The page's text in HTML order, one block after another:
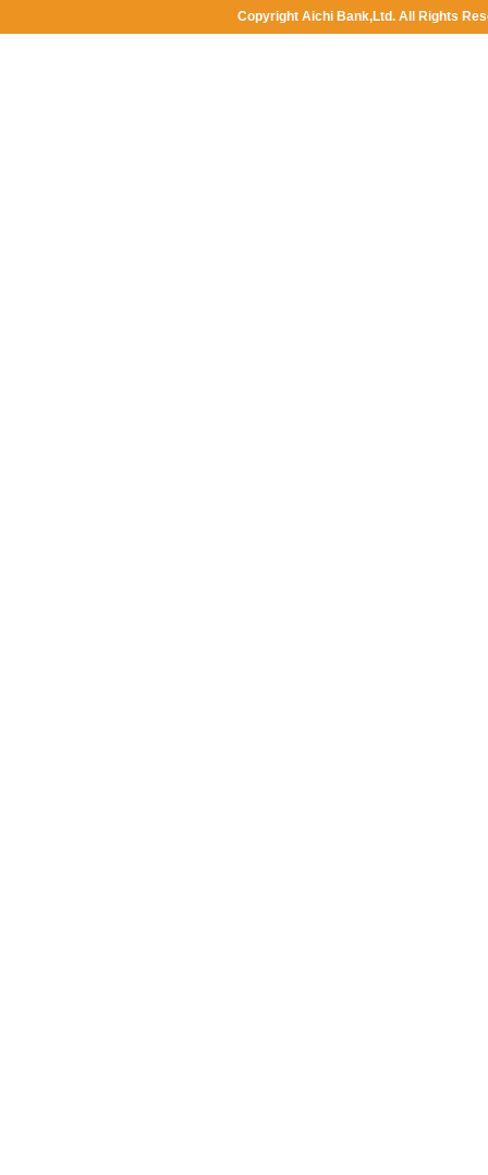
Copyright Aichi Bank,Ltd. All Rights